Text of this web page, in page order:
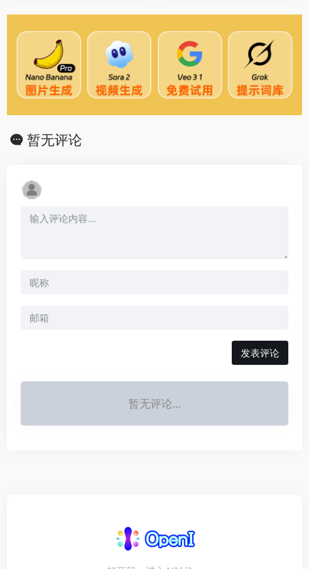
暂无评论
发表评论
暂无评论...